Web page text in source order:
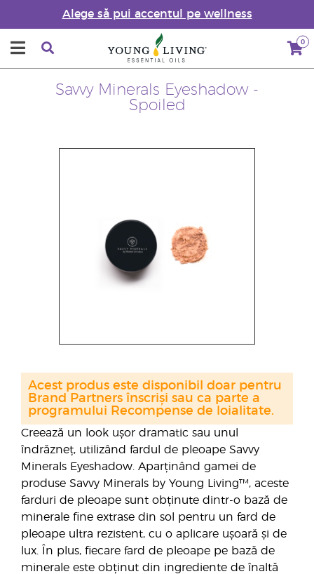
Alege să pui accentul pe wellness
0
Savvy Minerals Eyeshadow -
Spoiled
Creează un look ușor dramatic sau unul
îndrăzneț, utilizând fardul de pleoape Savvy
Minerals Eyeshadow. Aparținând gamei de
produse Savvy Minerals by Young Living™, aceste
farduri de pleoape sunt obținute dintr-o bază de
minerale fine extrase din sol pentru un fard de
pleoape ultra rezistent, cu o aplicare ușoară și de
lux. În plus, fiecare fard de pleoape pe bază de
minerale este obținut din ingrediente de înaltă
Acest produs este disponibil doar pentru
Brand Partners înscriși sau ca parte a
programului Recompense de loialitate.